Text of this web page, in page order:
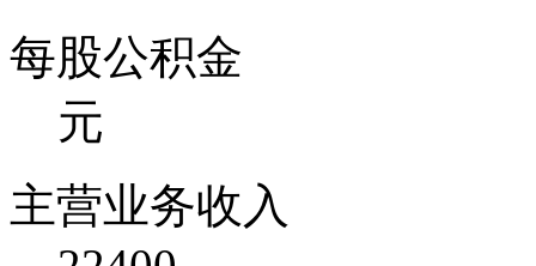
每股公积金
元
主营业务收入